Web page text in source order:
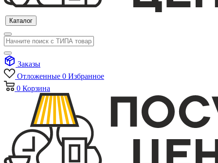
Каталог
Заказы
Отложенные 0 Избранное
0 Корзина